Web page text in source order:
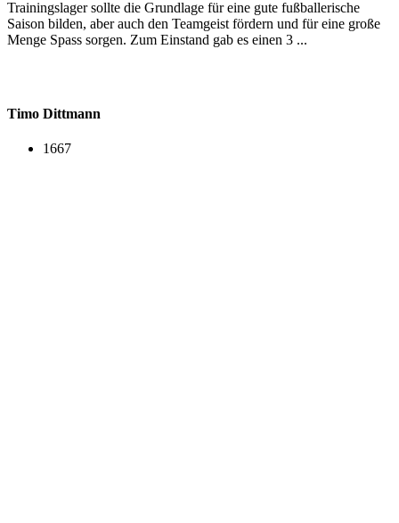
Trainingslager sollte die Grundlage für eine gute fußballerische
Saison bilden, aber auch den Teamgeist fördern und für eine große
Menge Spass sorgen. Zum Einstand gab es einen 3 ...
Timo Dittmann
1667